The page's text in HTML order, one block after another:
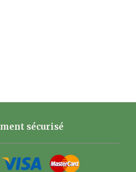
sécurisé